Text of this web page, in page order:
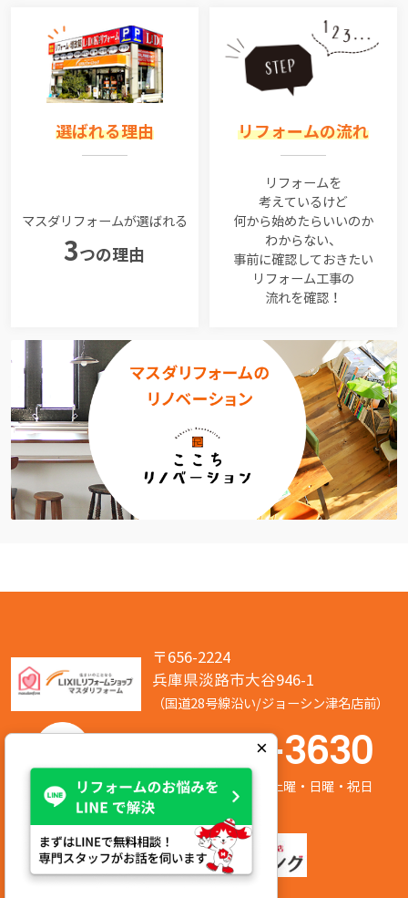
選ばれる理由
マスダリフォームが選ばれる
3つの理由
リフォームの流れ
リフォームを
考えているけど
何から始めたらいいのか
わからない、
事前に確認しておきたい
リフォーム工事の
流れを確認！
〒656-2224
兵庫県淡路市大谷946-1
（国道28号線沿い/ジョーシン津名店前）
050-7586-3630
営業時間:8:00～17:00 定休日:第2/第4土曜・日曜・祝日
×